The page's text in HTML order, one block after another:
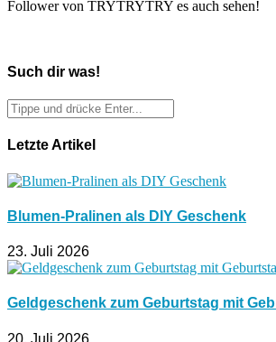
Follower von TRYTRYTRY es auch sehen!
Such dir was!
Letzte Artikel
Blumen-Pralinen als DIY Geschenk
23. Juli 2026
Geldgeschenk zum Geburtstag mit
20. Juli 2026